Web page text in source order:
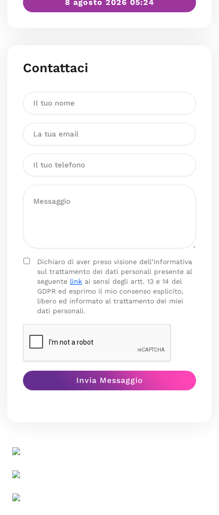
8 agosto 2026 05:24
Contattaci
Dichiaro di aver preso visione dell’Informativa
sul trattamento dei dati personali presente al
seguente link ai sensi degli artt. 13 e 14 del
GDPR ed esprimo il mio consenso esplicito,
libero ed informato al trattamento dei miei
dati personali.